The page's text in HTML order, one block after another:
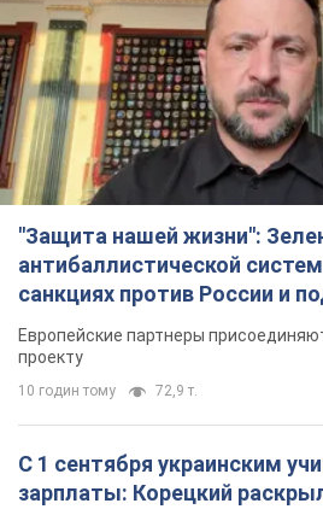
"Защита нашей жизни":
антибаллистической
санкциях против России и
Видео
Европейские партнеры
проекту
10 годин тому 72,9 т.
С 1 сентября украинским
зарплаты: Корецкий